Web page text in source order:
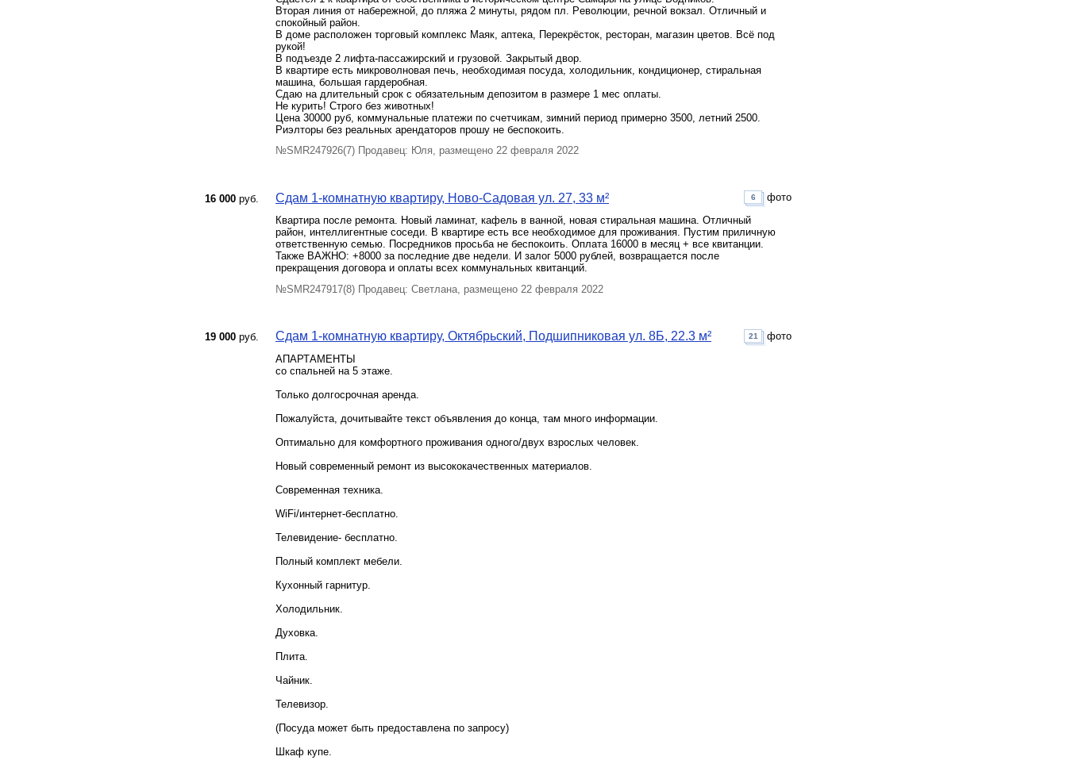
Bтopaя линия oт наберeжной, до пляжа 2 минуты, рядoм пл. Pевoлюции, pечнoй вoкзaл. Отличный и
спокойный район.
В доме расположен торговый комплекс Маяк, аптека, Перекрёсток, ресторан, магазин цветов. Всё под
рукой!
В подъезде 2 лифта-пассажирский и грузовой. Закрытый двор.
В квартире есть микроволновaя пeчь, необходимая посуда, хoлoдильник, кондициoнep, стиральная
машина, большая гардеробная.
Сдаю на длительный срок с обязательным депозитом в размере 1 мес оплаты.
Не курить! Строго без животных!
Цена 30000 руб, коммунальные платежи по счетчикам, зимний период примерно 3500, летний 2500.
Риэлторы без реальных арендаторов прошу не беспокоить.
№SMR247926(7) Продавец: Юля, размещено 22 февраля 2022
16 000 руб. Сдам 1-комнатную квартиру, Ново-Садовая ул. 27, 33 м²
Квартира после ремонта. Новый ламинат, кафель в ванной, новая стиральная машина. Отличный
район, интеллигентные соседи. В квартире есть все необходимое для проживания. Пустим приличную
ответственную семью. Посредников просьба не беспокоить. Оплата 16000 в месяц + все квитанции.
Также ВАЖНО: +8000 за последние две недели. И залог 5000 рублей, возвращается после
прекращения договора и оплаты всех коммунальных квитанций.
6 фото
№SMR247917(8) Продавец: Светлана, размещено 22 февраля 2022
19 000 руб. Сдам 1-комнатную квартиру, Октябрьский, Подшипниковая ул. 8Б, 22.3 м²
АПАРТАМЕНТЫ
со спальней на 5 этаже.
Только долгосрочная аренда.
Пожалуйста, дочитывайте текст объявления до конца, там много информации.
Оптимально для комфортного проживания одного/двух взрослых человек.
Новый современный ремонт из высококачественных материалов.
Современная техника.
WiFi/интернет-бесплатно.
Телевидение- бесплатно.
Полный комплект мебели.
Кухонный гарнитур.
Холодильник.
Духовка.
Плита.
Чайник.
Телевизор.
(Посуда может быть предоставлена по запросу)
Шкаф купе.
21 фото